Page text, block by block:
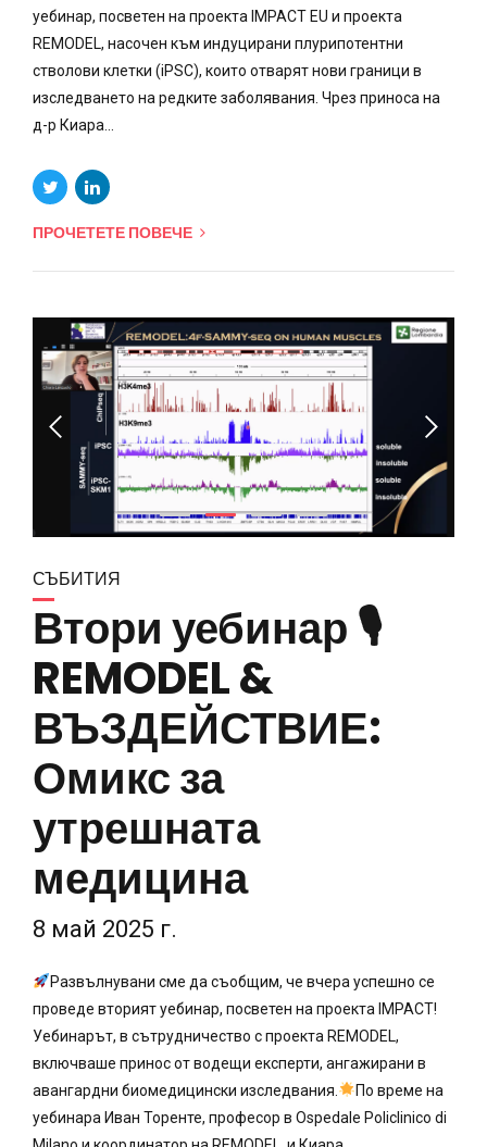
уебинар, посветен на проекта IMPACT EU и проекта
REMODEL, насочен към индуцирани плурипотентни
стволови клетки (iPSC), които отварят нови граници в
изследването на редките заболявания. Чрез приноса на
д-р Киара...
ПРОЧЕТЕТЕ ПОВЕЧЕ
СЪБИТИЯ
Втори уебинар 🎙
REMODEL &
ВЪЗДЕЙСТВИЕ:
Омикс за
утрешната
медицина
8 май 2025 г.
Развълнувани сме да съобщим, че вчера успешно се
проведе вторият уебинар, посветен на проекта IMPACT!
Уебинарът, в сътрудничество с проекта REMODEL,
включваше принос от водещи експерти, ангажирани в
авангардни биомедицински изследвания.
По време на
уебинара Иван Торенте, професор в Ospedale Policlinico di